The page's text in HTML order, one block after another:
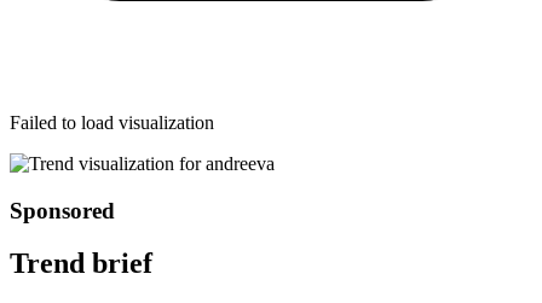
Failed to load visualization
Sponsored
Trend brief